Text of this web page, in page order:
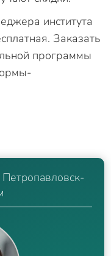
института
Заказать
программы
Петропавловск-